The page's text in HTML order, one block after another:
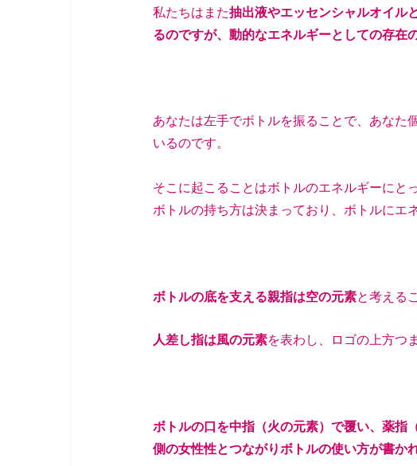
私たちはまた抽出液やエッセンシャルオイル
るのですが、動的なエネルギーとしての存在
あなたは左手でボトルを振ることで、あなた
いるのです。
そこに起こることはボトルのエネルギーにと
ボトルの持ち方は決まっており、ボトルにエ
ボトルの底を支える親指は空の元素と考える
人差し指は風の元素を表わし、ロゴの上方つ
ボトルの口を中指（火の元素）で覆い、薬指
側の女性性とつながりボトルの使い方が書か